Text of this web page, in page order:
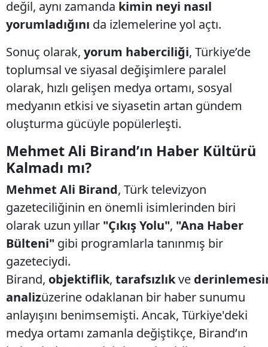
değil, aynı zamanda kimin neyi nasıl
yorumladığını da izlemelerine yol açtı.
Sonuç olarak, yorum haberciliği, Türkiye’de
toplumsal ve siyasal değişimlere paralel
olarak, hızlı gelişen medya ortamı, sosyal
medyanın etkisi ve siyasetin artan gündem
oluşturma gücüyle popülerleşti.
Mehmet Ali Birand’ın Haber Kültürü
Kalmadı mı?
Mehmet Ali Birand, Türk televizyon
gazeteciliğinin en önemli isimlerinden biri
olarak uzun yıllar "Çıkış Yolu", "Ana Haber
Bülteni" gibi programlarla tanınmış bir
gazeteciydi.
Birand, objektiflik, tarafsızlıkve
analizüzerine odaklanan bir haber sunumu
anlayışını benimsemişti. Ancak, Türkiye'deki
medya ortamı zamanla değiştikçe, Birand’ın